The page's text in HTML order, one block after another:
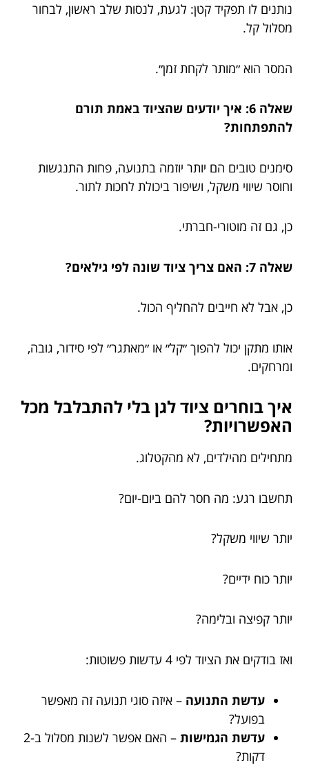
נותנים לו תפקיד קטן: לגעת, לנסות שלב ראשון, לבחור
מסלול קל.
המסר הוא ״מותר לקחת זמן״.
שאלה 6: איך יודעים שהציוד באמת תורם
להתפתחות?
סימנים טובים הם יותר יוזמה בתנועה, פחות התנגשות
וחוסר שיווי משקל, ושיפור ביכולת לחכות לתור.
כן, גם זה מוטורי-חברתי.
שאלה 7: האם צריך ציוד שונה לפי גילאים?
כן, אבל לא חייבים להחליף הכול.
אותו מתקן יכול להפוך ״קל״ או ״מאתגר״ לפי סידור, גובה,
ומרחקים.
איך בוחרים ציוד לגן בלי להתבלבל מכל
האפשרויות?
מתחילים מהילדים, לא מהקטלוג.
תחשבו רגע: מה חסר להם ביום-יום?
יותר שיווי משקל?
יותר כוח ידיים?
יותר קפיצה ובלימה?
ואז בודקים את הציוד לפי 4 עדשות פשוטות:
עדשת התנועה – איזה סוגי תנועה זה מאפשר
בפועל?
עדשת הגמישות
– האם אפשר לשנות מסלול ב-2
דקות?